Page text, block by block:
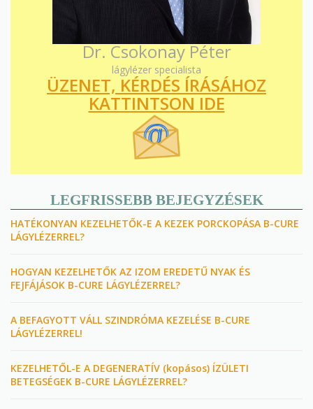
Dr. Csokonay Péter
lágylézer specialista
ÜZENET, KÉRDÉS ÍRÁSÁHOZ
KATTINTSON IDE
LEGFRISSEBB BEJEGYZÉSEK
HATÉKONYAN KEZELHETŐK-E A KEZEK PORCKOPÁSA B-CURE
LÁGYLÉZERREL?
HOGYAN KEZELHETŐK AZ IZOM EREDETŰ NYAK ÉS
FEJFÁJÁSOK B-CURE LÁGYLÉZERREL?
A BEFAGYOTT VÁLL SZINDRÓMA KEZELÉSE B-CURE
LÁGYLÉZERREL!
KEZELHETŐL-E A DEGENERATÍV (kopásos) ÍZÜLETI
BETEGSÉGEK B-CURE LÁGYLÉZERREL?